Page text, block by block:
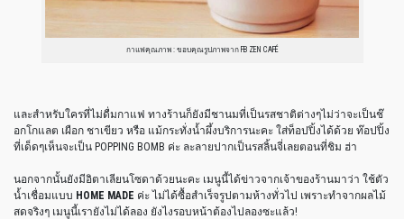
กาแฟคุณภาพ : ขอบคุณรูปภาพจาก FB ZEN CAFÉ
และสำหรับใครที่ไม่ดื่มกาแฟ ทางร้านก็ยังมีชานมที่เป็นรสชาติต่างๆไม่ว่าจะเป็นช๊
อกโกแลต เผือก ชาเขียว หรือ แม้กระทั่งน้ำผึ้งบริการนะคะ ใส่ท็อปปิ้งได้ด้วย ท๊อปปิ้ง
ที่เด็ดๆเห็นจะเป็น POPPING BOMB ค่ะ ละลายปากเป็นรสลิ้นจี่เลยตอนที่ชิม ฮ่า
นอกจากนั้นยังมีอิตาเลียนโซดาด้วยนะคะ เมนูนี้ได้ข่าวจากเจ้าของร้านมาว่า ใช้ตัว
น้ำเชื่อมแบบ HOME MADE ค่ะ ไม่ได้ซื้อสำเร็จรูปตามห้างทั่วไป เพราะทำจากผลไม้
สดจริงๆ เมนูนี้เรายังไม่ได้ลอง ยังไงรอบหน้าต้องไปลองซะแล้ว!